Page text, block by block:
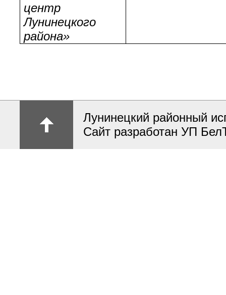
центр
Лунинецкого
района»
Лунинецкий районный
Сайт разработан УП